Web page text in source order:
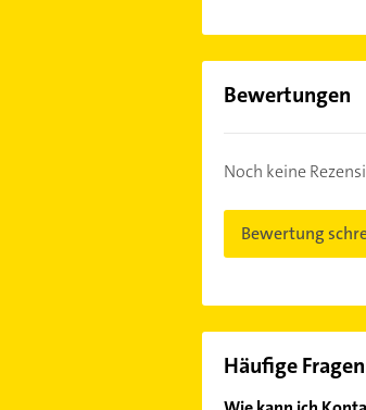
Bewertungen
Noch keine
Bewertung
Häufige Fragen